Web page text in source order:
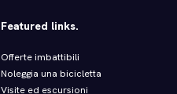
Featured links.
Offerte imbattibili
Noleggia una bicicletta
Visite ed escursioni